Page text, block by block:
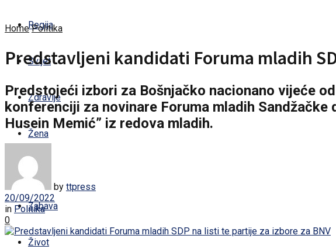
Regija
Svijet
Zdravlje
Žena
Sport
Zabava
Život
Home Politika
Predstavljeni kandidati Foruma mladih
Predstojeći izbori za Bošnjačko nacionano vijeće
konferenciji za novinare Foruma mladih
Husein Memić” iz redova mladih.
by ttpress
20/09/2022
in Politika
0